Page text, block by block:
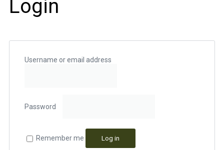
Login
Username or email address
Password
Remember me Log in